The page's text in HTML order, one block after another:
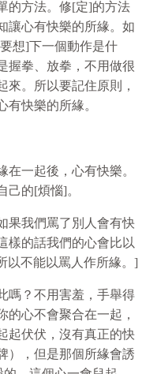
的方法。修[定]的方法
讓心有快樂的所緣。如
想]下一個動作是什
握拳、放拳，不用做很
來。所以要記住原則，
有快樂的所緣。
一起後，心有快樂。
己的[煩惱]。
果我們罵了別人會有快
樣的話我們的心會比以
以不能以罵人作所緣。]
嗎？不用害羞，手舉得
的心不會聚合在一起，
起伏伏，沒有真正的快
），但是那個所緣會誘